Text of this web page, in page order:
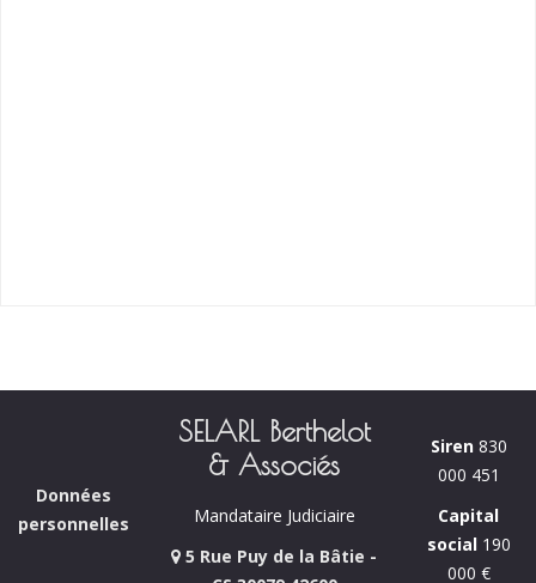
Données
personnelles
SELARL Berthelot
& Associés
Mandataire Judiciaire
5 Rue Puy de la Bâtie -
Siren830
000 451
Capital
social190
000 €